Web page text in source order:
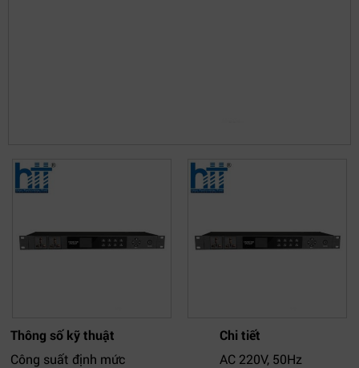
Thông số kỹ thuật
Chi tiết
Công suất định mức
AC 220V, 50Hz